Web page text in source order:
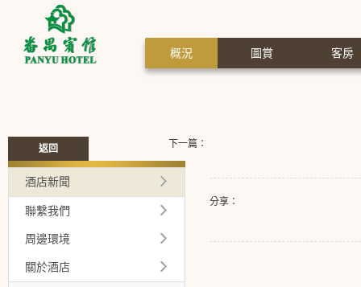
概況 圖賞 客房
分享：
下一篇：
返回
酒店新聞
聯繫我們
周邊環境
關於酒店